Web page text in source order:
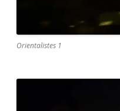
Orientalistes 1